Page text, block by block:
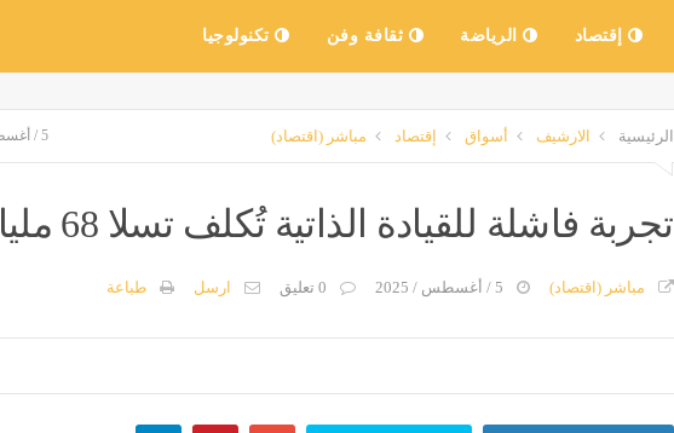
إقتصاد الرياضة ثقافة وفن تكنولوجيا
الرئيسية الارشيف أسواق إقتصاد مباشر (اقتصاد) 5 / أغسطس / 2025 — الثلاثاء — 5 / أغسطس / 2025
تجربة فاشلة للقيادة الذاتية تُكلف تسلا 68 مليار دولار
مباشر (اقتصاد) 0 تعليق ارسل طباعة